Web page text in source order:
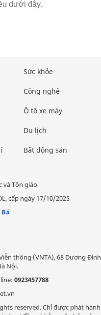
dưới đây.
Sức khỏe
Công nghệ
Ô tô xe máy
Du lịch
Bất động sản
và Tôn giáo
cấp ngày 17/10/2025
thông (VNTA), 68 Dương Đình
Nội.
0923457788
reserved. Chỉ được phát hành